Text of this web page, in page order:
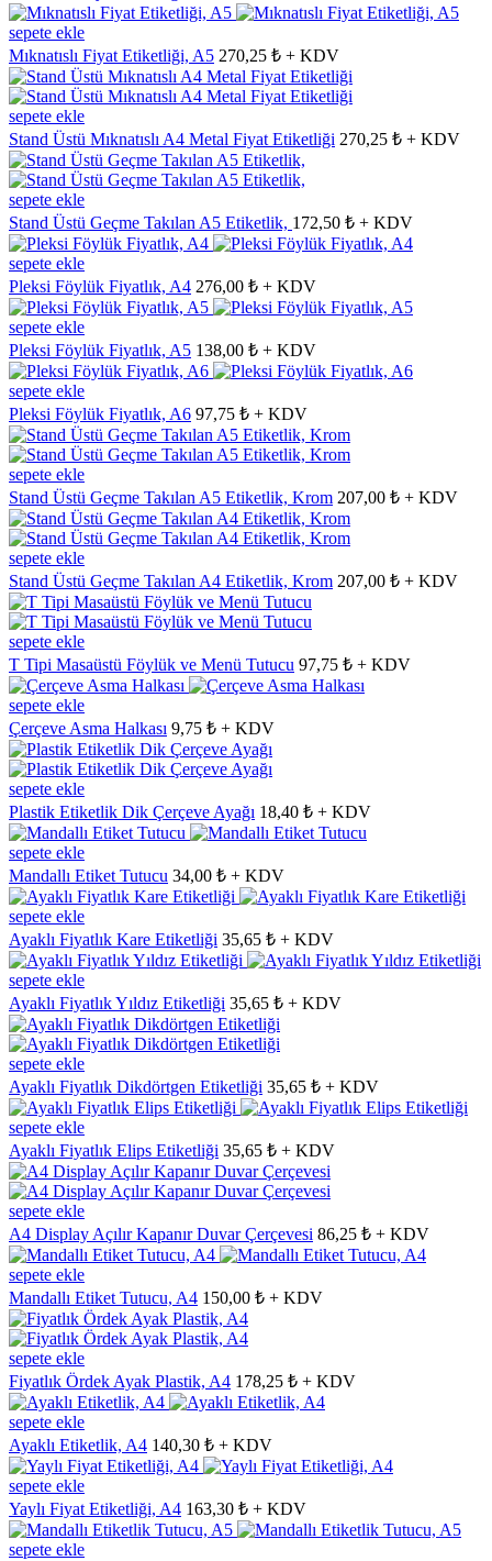
sepete ekle
Mıknatıslı Fiyat Etiketliği, A5 270,25 ₺ + KDV
sepete ekle
Stand Üstü Mıknatıslı A4 Metal Fiyat Etiketliği 270,25 ₺ + KDV
sepete ekle
Stand Üstü Geçme Takılan A5 Etiketlik, 172,50 ₺ + KDV
sepete ekle
Pleksi Föylük Fiyatlık, A4 276,00 ₺ + KDV
sepete ekle
Pleksi Föylük Fiyatlık, A5 138,00 ₺ + KDV
sepete ekle
Pleksi Föylük Fiyatlık, A6 97,75 ₺ + KDV
sepete ekle
Stand Üstü Geçme Takılan A5 Etiketlik, Krom 207,00 ₺ + KDV
sepete ekle
Stand Üstü Geçme Takılan A4 Etiketlik, Krom 207,00 ₺ + KDV
sepete ekle
T Tipi Masaüstü Föylük ve Menü Tutucu 97,75 ₺ + KDV
sepete ekle
Çerçeve Asma Halkası 9,75 ₺ + KDV
sepete ekle
Plastik Etiketlik Dik Çerçeve Ayağı 18,40 ₺ + KDV
sepete ekle
Mandallı Etiket Tutucu 34,00 ₺ + KDV
sepete ekle
Ayaklı Fiyatlık Kare Etiketliği 35,65 ₺ + KDV
sepete ekle
Ayaklı Fiyatlık Yıldız Etiketliği 35,65 ₺ + KDV
sepete ekle
Ayaklı Fiyatlık Dikdörtgen Etiketliği 35,65 ₺ + KDV
sepete ekle
Ayaklı Fiyatlık Elips Etiketliği 35,65 ₺ + KDV
sepete ekle
A4 Display Açılır Kapanır Duvar Çerçevesi 86,25 ₺ + KDV
sepete ekle
Mandallı Etiket Tutucu, A4 150,00 ₺ + KDV
sepete ekle
Fiyatlık Ördek Ayak Plastik, A4 178,25 ₺ + KDV
sepete ekle
Ayaklı Etiketlik, A4 140,30 ₺ + KDV
sepete ekle
Yaylı Fiyat Etiketliği, A4 163,30 ₺ + KDV
sepete ekle